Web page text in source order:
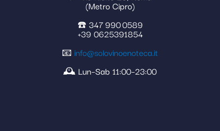
(Metro Cipro)
☎️ 347 990 0589
+39 0625391854
📧 info@solovinoenoteca.it
🕰️ Lun–Sab 11:00–23:00